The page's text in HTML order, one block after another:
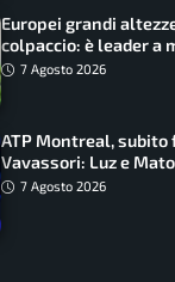
Europei grandi
colpaccio: è leader a
ancora in corsa
7 Agosto 2026
ATP Montreal,
Vavassori: Luz e
azzurri
7 Agosto 2026